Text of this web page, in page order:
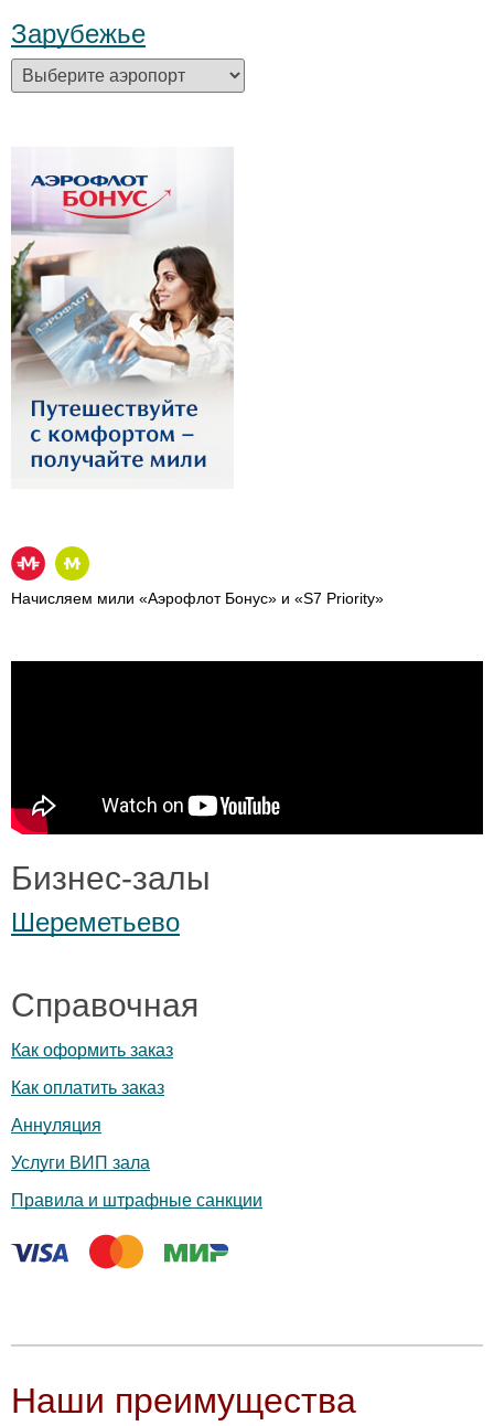
Зарубежье
Начисляем мили «Аэрофлот Бонус» и «S7 Priority»
Бизнес-залы
Шереметьево
Справочная
Как оформить заказ
Как оплатить заказ
Аннуляция
Услуги ВИП зала
Правила и штрафные санкции
Наши преимущества